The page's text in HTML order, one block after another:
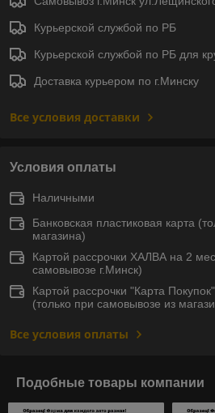
Курьерской службой по РБ
Курьерской службой по РБ для
Доставка курьером по г.Минску
Все условия доставки
Условия оплаты
Наличными
Банковская пластиковая карта
магазина)
Картой рассрочки ХАЛВА на 2
самовывозе г.Минск)
Картой рассрочки "Карта
(только при самовывозе из
Все условия оплаты
Подобные товары компании